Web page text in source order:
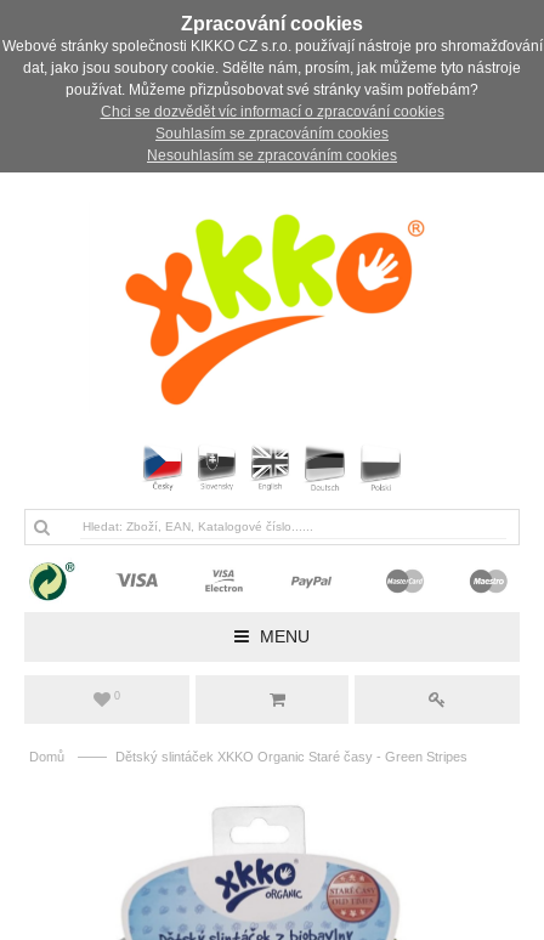
Zpracování cookies
Webové stránky společnosti KIKKO CZ s.r.o. používají nástroje pro shromažďování
dat, jako jsou soubory cookie. Sdělte nám, prosím, jak můžeme tyto nástroje
používat. Můžeme přizpůsobovat své stránky vašim potřebám?
Chci se dozvědět víc informací o zpracování cookies
Souhlasím se zpracováním cookies
Nesouhlasím se zpracováním cookies
MENU
0
Domů —— Dětský slintáček XKKO Organic Staré časy - Green Stripes